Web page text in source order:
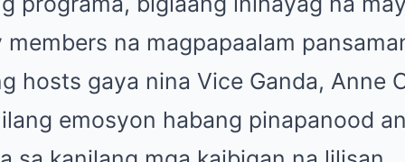
na magpapaalam
hosts gaya nina Vice Ganda, Anne
emosyon habang pinapanood